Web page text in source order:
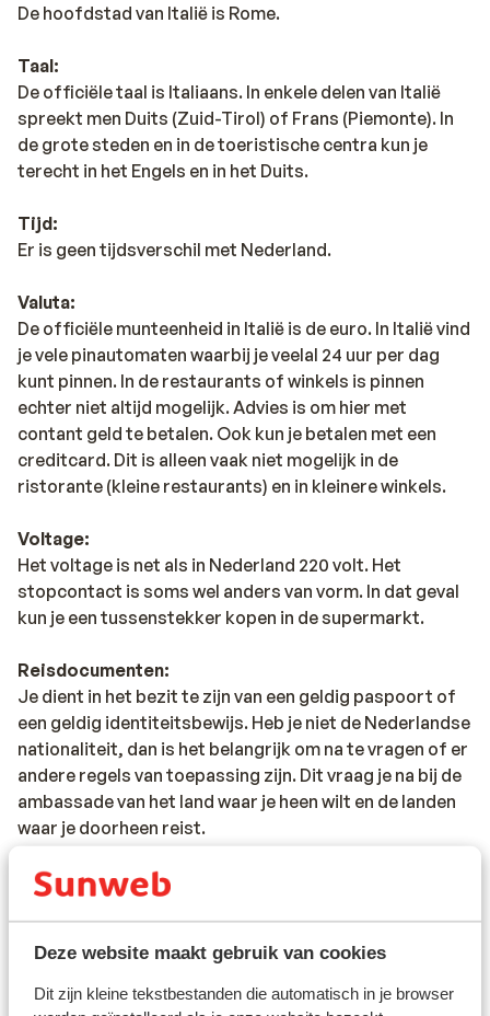
Deze website maakt gebruik van cookies
Dit zijn kleine tekstbestanden die automatisch in je browser
De hoofdstad van Italië is Rome.
Taal:
De officiële taal is Italiaans. In enkele delen van Italië
spreekt men Duits (Zuid-Tirol) of Frans (Piemonte). In
de grote steden en in de toeristische centra kun je
terecht in het Engels en in het Duits.
Tijd:
Er is geen tijdsverschil met Nederland.
Valuta:
De officiële munteenheid in Italië is de euro. In Italië vind
je vele pinautomaten waarbij je veelal 24 uur per dag
kunt pinnen. In de restaurants of winkels is pinnen
echter niet altijd mogelijk. Advies is om hier met
contant geld te betalen. Ook kun je betalen met een
creditcard. Dit is alleen vaak niet mogelijk in de
ristorante (kleine restaurants) en in kleinere winkels.
Voltage:
Het voltage is net als in Nederland 220 volt. Het
stopcontact is soms wel anders van vorm. In dat geval
kun je een tussenstekker kopen in de supermarkt.
Reisdocumenten:
Je dient in het bezit te zijn van een geldig paspoort of
een geldig identiteitsbewijs. Heb je niet de Nederlandse
nationaliteit, dan is het belangrijk om na te vragen of er
andere regels van toepassing zijn. Dit vraag je na bij de
ambassade van het land waar je heen wilt en de landen
waar je doorheen reist.
Het reizen met de juiste documenten is jouw eigen
verantwoordelijkheid. Sunweb kan hiervoor niet
aansprakelijk worden gesteld.
Sicilië: in de regio Sicilië, Letojanni, Taormina en